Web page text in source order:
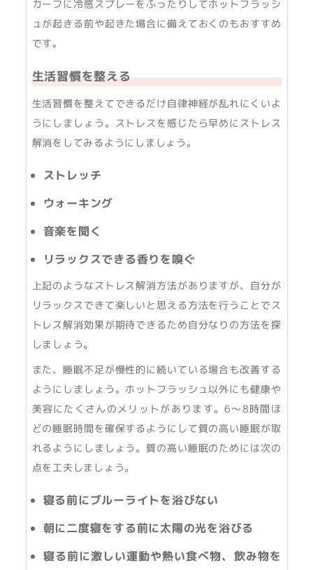
カーフに冷感スプレーをふったりしてホットフラッシ
ュが起きる前や起きた場合に備えておくのもおすすめ
です。
生活習慣を整える
生活習慣を整えてできるだけ自律神経が乱れにくいよ
うにしましょう。ストレスを感じたら早めにストレス
解消をしてみるようにしましょう。
ストレッチ
ウォーキング
音楽を聞く
リラックスできる香りを嗅ぐ
上記のようなストレス解消方法がありますが、自分が
リラックスできて楽しいと思える方法を行うことでス
トレス解消効果が期待できるため自分なりの方法を探
しましょう。
また、睡眠不足が慢性的に続いている場合も改善する
ようにしましょう。ホットフラッシュ以外にも健康や
美容にたくさんのメリットがあります。6〜8時間ほ
どの睡眠時間を確保するようにして質の高い睡眠が取
れるようにしましょう。質の高い睡眠のためには次の
点を工夫しましょう。
寝る前にブルーライトを浴びない
朝に二度寝をする前に太陽の光を浴びる
寝る前に激しい運動や熱い食べ物、飲み物を